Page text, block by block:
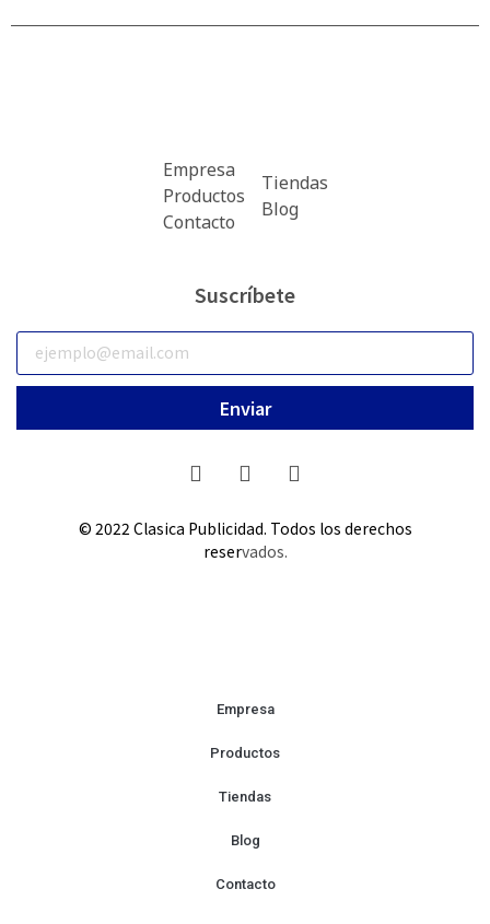
Empresa
Productos
Contacto
Tiendas
Blog
Suscríbete
Enviar
© 2022 Clasica Publicidad. Todos los derechos
reservados.
Empresa
Productos
Tiendas
Blog
Contacto